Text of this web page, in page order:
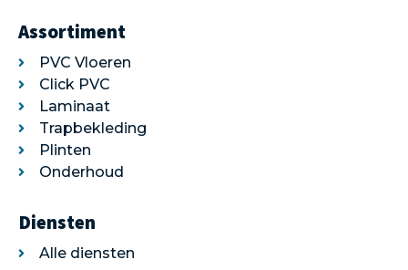
Assortiment
PVC Vloeren
Click PVC
Laminaat
Trapbekleding
Plinten
Onderhoud
Diensten
Alle diensten